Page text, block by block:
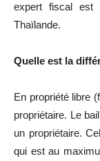
expert fiscal est
Thaïlande.
Quelle est la
En propriété libre
propriétaire. Le
un propriétaire.
qui est au